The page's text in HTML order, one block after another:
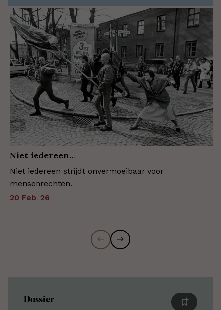
Niet iedereen...
Niet iedereen strijdt onvermoeibaar voor
mensenrechten.
20 Feb. 26
Dossier